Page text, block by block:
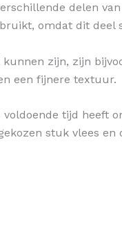
delen
omdat dit
zijn, zijn
een fijnere textuur.
tijd heeft
stuk vlees en